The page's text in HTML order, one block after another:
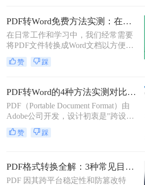
助你高效完成转换。
PDF转Word免费方法实测：在线工具、Word内置功能与手动复制3种方式对比！
在日常工作和学习中，我们经常需要
将PDF文件转换成Word文档以方便编
辑。那么怎么不花钱把pdf转成word
呢？以下是三种可以免费使用的PDF
选择最适合的方式。
赞 踩
PDF转Word的4种方法实测对比（附还原度对比表）！
PDF（Portable Document Format）由
Adobe公司开发，设计初衷是"跨设备
一致性呈现"——无论在什么设备上
打开，排版都完全一样。这个优点也
位置，而Word是流式排版，内容从上
到下流动、自动换行。
赞 踩
PDF格式转换全解：3种常见目标格式及对应操作方法！
PDF 因其跨平台稳定性和防篡改特